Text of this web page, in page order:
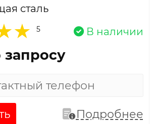
сталь
5 В наличии
Подробнее